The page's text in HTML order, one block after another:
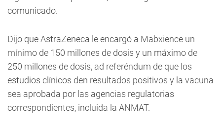
comunicado.
Dijo que AstraZeneca le encargó a Mabxience un
mínimo de 150 millones de dosis y un máximo de
250 millones de dosis, ad referéndum de que los
estudios clínicos den resultados positivos y la vacuna
sea aprobada por las agencias regulatorias
correspondientes, incluida la ANMAT.